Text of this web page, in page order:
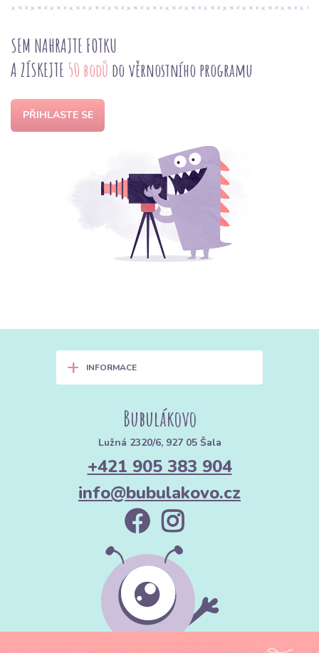
SEM NAHRAJTE FOTKU
A ZÍSKEJTE 50 bodů do věrnostního programu
PŘIHLASTE SE
+ INFORMACE
Bubulákovo
Lužná 2320/6, 927 05 Šala
+421 905 383 904
info@bubulakovo.cz